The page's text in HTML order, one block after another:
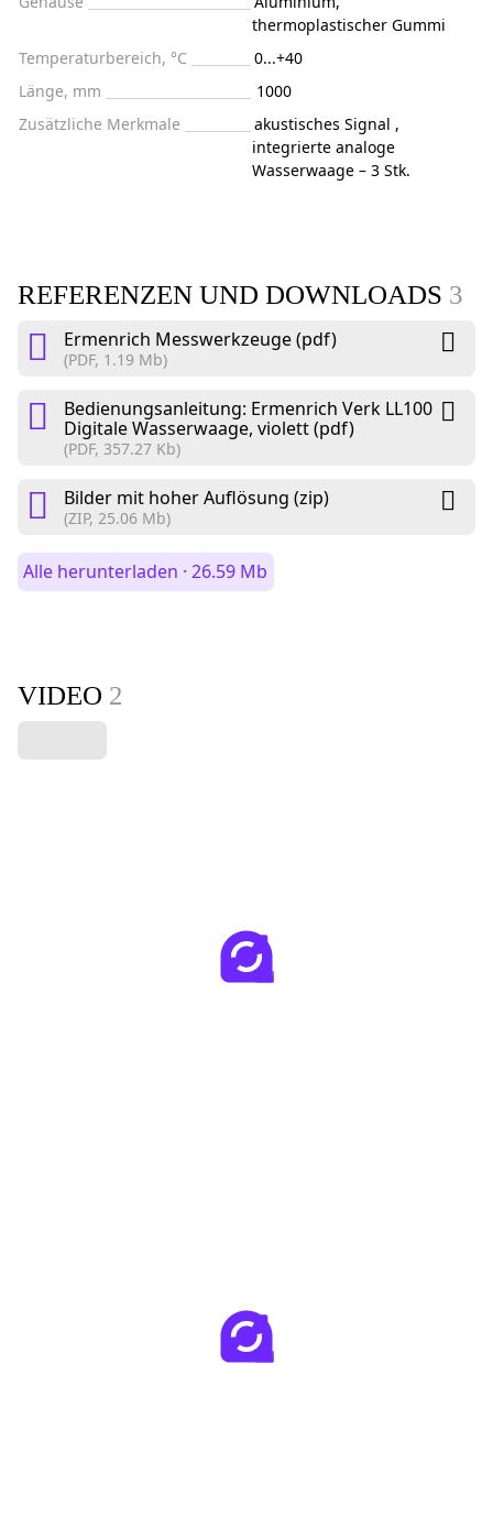
thermoplastischer Gummi
Temperaturbereich, °C
0...+40
Länge, mm
1000
Zusätzliche Merkmale
akustisches Signal ,
integrierte analoge
Wasserwaage – 3 Stk.
REFERENZEN UND DOWNLOADS 3
Ermenrich Messwerkzeuge (pdf)
(PDF, 1.19 Mb)
Bedienungsanleitung: Ermenrich Verk LL100
Digitale Wasserwaage, violett (pdf)
(PDF, 357.27 Kb)
Bilder mit hoher Auflösung (zip)
(ZIP, 25.06 Mb)
Alle herunterladen · 26.59 Mb
VIDEO 2